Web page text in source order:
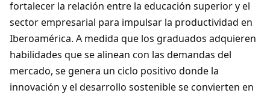
fortalecer la relación entre la educación superior y el
sector empresarial para impulsar la productividad en
Iberoamérica. A medida que los graduados adquieren
habilidades que se alinean con las demandas del
mercado, se genera un ciclo positivo donde la
innovación y el desarrollo sostenible se convierten en